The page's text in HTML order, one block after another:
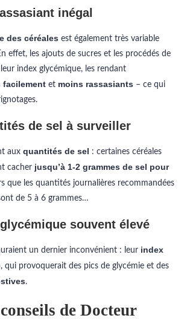
inégal
des céréales est également très variable
effet, les ajouts de sucres et les procédés de
index glycémique, les rendant
facilement et moins rassasiants – ce qui
de sel à surveiller
aux quantités de sel : certaines céréales
cacher jusqu’à 1-2 grammes de sel pour
que les quantités journalières recommandées
de 5 à 6 grammes…
souvent élevé
un dernier inconvénient : leur index
, qui provoquerait des pics de glycémie et des
.
de Docteur